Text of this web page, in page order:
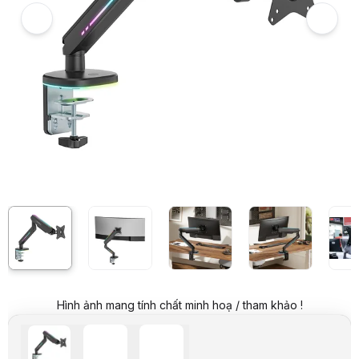
Giá mua online:1.299.000 VND
Tiết kiệm 800.000 VND (-38%)
Giá mua trả góp (6 tháng):
Trả góp qua thẻ VISA (12 tháng):
Giá đã bao gồm VAT
Mã sản phẩm:GIAT0479
Bảo hành:12 Tháng
Thương hiệu:Thronmax
Tình trạng:Order trước – giao sau
Thêm vào giỏ hàng
Thông số nổi bật
Thiết kế tấm VESA có thể tháo rời: cho phép lắp đặt dễ dàng
Cơ chế căng lò xo tích hợp: cho trọng lượng hoàn hảo
Thông số kỹ thuật
Đèn RGB nhiều màu
cung cấp ánh sáng
Công tắc bật/tắt tích hợp
dễ dàng bật và tắt nguồn
Bề mặt hoàn thiện
Sơn tĩnh điện
Màu sắc
Kích thước màn hình phù hợp
Tải trọng (mỗi màn hình)
Hình ảnh mang tính chất minh hoạ / tham khảo !